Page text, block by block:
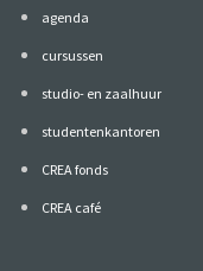
agenda
cursussen
studio- en zaalhuur
studentenkantoren
CREA fonds
CREA café